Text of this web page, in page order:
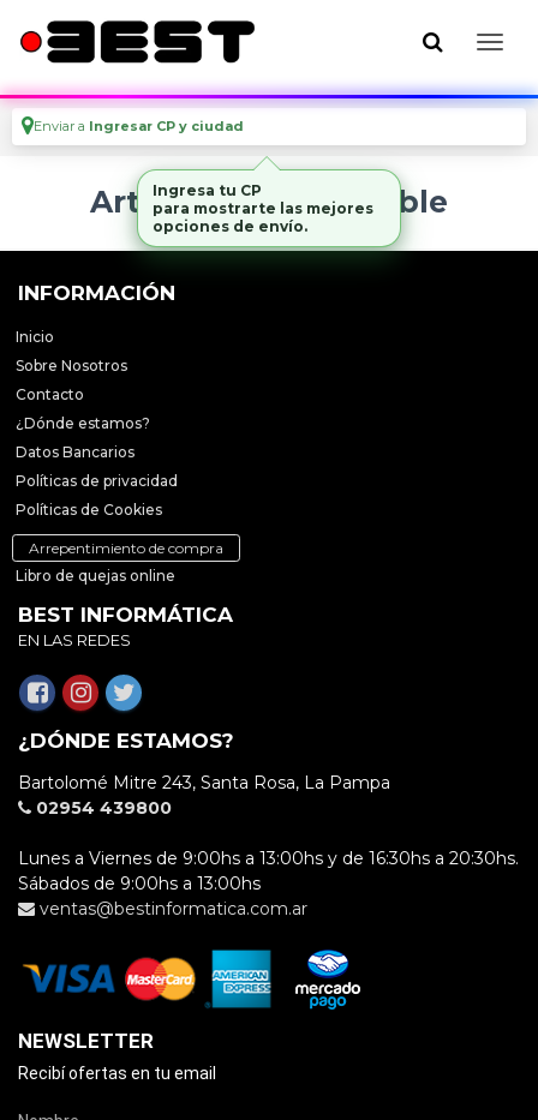
Enviar a Ingresar CP y ciudad
Artículo no disponible
INFORMACIÓN
Inicio
Sobre Nosotros
Contacto
¿Dónde estamos?
Datos Bancarios
Políticas de privacidad
Políticas de Cookies
Arrepentimiento de compra
Libro de quejas online
BEST INFORMÁTICA
EN LAS REDES
¿DÓNDE ESTAMOS?
Bartolomé Mitre 243, Santa Rosa, La Pampa
02954 439800
Lunes a Viernes de 9:00hs a 13:00hs y de 16:30hs a 20:30hs.
Sábados de 9:00hs a 13:00hs
ventas@bestinformatica.com.ar
NEWSLETTER
Recibí ofertas en tu email
Ingresa tu CP
para mostrarte las mejores
opciones de envío.